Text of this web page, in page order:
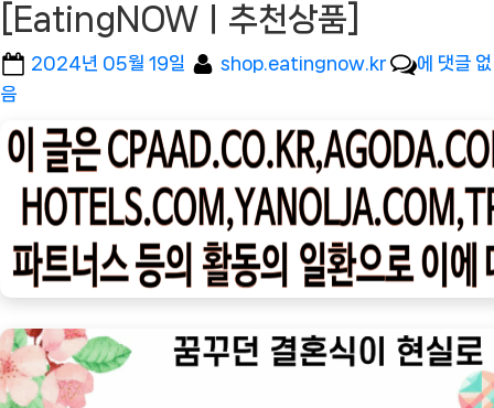
[EatingNOWㅣ추천상품]
Posted
2024년 05월 19일 By
shop.eatingnow.kr
[잇
우
ㅣ
인
기
상
맛
있
에 댓글 없
음